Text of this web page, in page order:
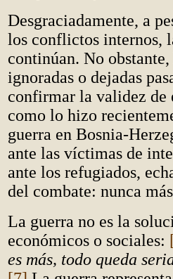
Desgraciadamente, a
los conflictos internos,
continúan. No
ignoradas o dejadas
confirmar la validez de
como lo hizo
guerra en Bosnia-
ante las víctimas de
ante los refugiados,
del combate: nunca
La guerra no es la
económicos o sociales:
es más, todo queda